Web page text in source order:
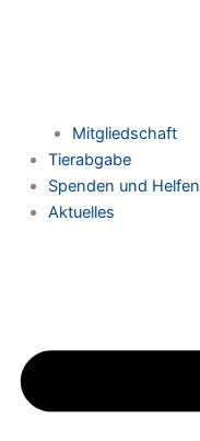
Mitgliedschaft
Tierabgabe
Spenden und Helfen
Aktuelles